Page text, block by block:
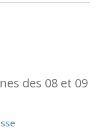
des 08 et 09